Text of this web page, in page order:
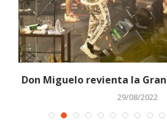
Don Miguelo revienta la
29/08/2022